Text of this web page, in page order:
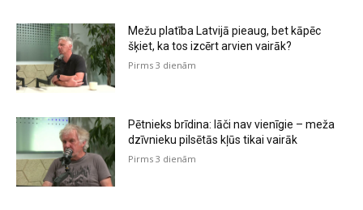
Mežu platība Latvijā pieaug, bet kāpēc
šķiet, ka tos izcērt arvien vairāk?
Pirms 3 dienām
Pētnieks brīdina: lāči nav vienīgie – meža
dzīvnieku pilsētās kļūs tikai vairāk
Pirms 3 dienām